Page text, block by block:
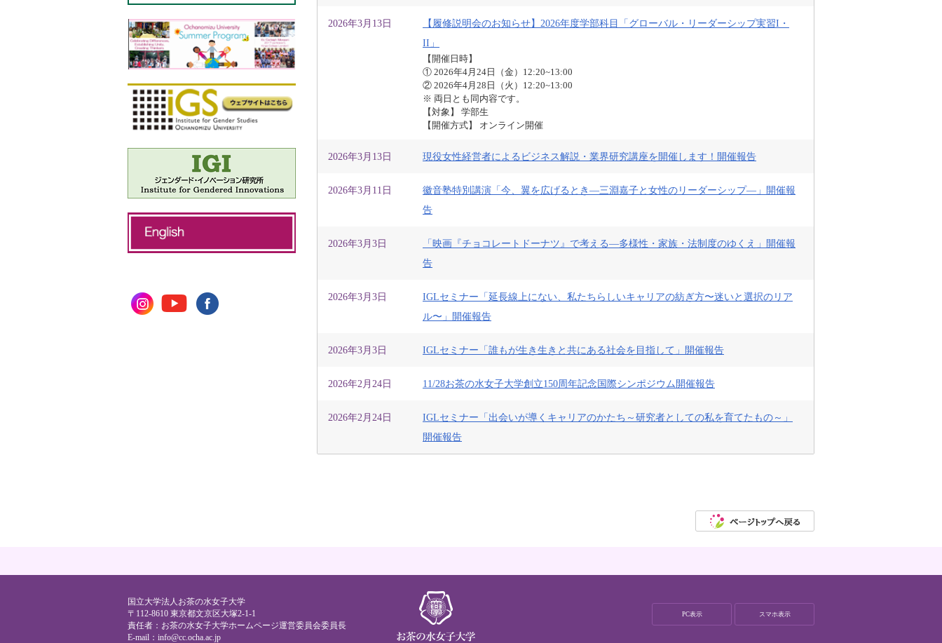
2026年3月13日
【履修説明会のお知らせ】2026年度学部科目「グローバル・リーダーシップ実習I・
II」
【開催日時】
① 2026年4月24日（金）12:20~13:00
② 2026年4月28日（火）12:20~13:00
※ 両日とも同内容です。
【対象】 学部生
【開催方式】 オンライン開催
2026年3月13日 現役女性経営者によるビジネス解説・業界研究講座を開催します！開催報告
2026年3月11日
徽音塾特別講演「今、翼を広げるとき―三淵嘉子と女性のリーダーシップ―」開催報
告
2026年3月3日
「映画『チョコレートドーナツ』で考える—多様性・家族・法制度のゆくえ」開催報
告
2026年3月3日
IGLセミナー「延長線上にない、私たちらしいキャリアの紡ぎ方〜迷いと選択のリア
ル〜」開催報告
2026年3月3日 IGLセミナー「誰もが生き生きと共にある社会を目指して」開催報告
2026年2月24日 11/28お茶の水女子大学創立150周年記念国際シンポジウム開催報告
2026年2月24日
IGLセミナー「出会いが導くキャリアのかたち～研究者としての私を育てたもの～」
開催報告
国立大学法人お茶の水女子大学
〒112-8610 東京都文京区大塚2-1-1
責任者：お茶の水女子大学ホームページ運営委員会委員長
E-mail： info@cc.ocha.ac.jp
PC表示 スマホ表示